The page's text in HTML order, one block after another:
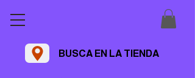
BUSCA EN LA TIENDA